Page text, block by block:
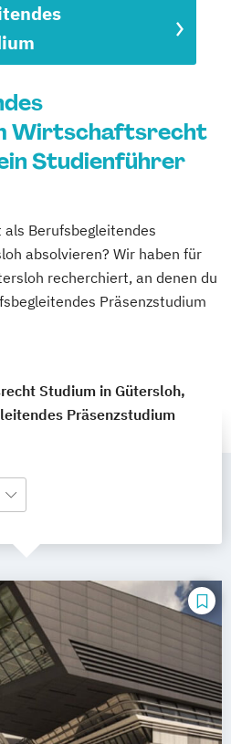
Wirtschaftsrecht
Studienführer
Berufsbegleitendes
absolvieren? Wir haben für
recherchiert, an denen du
Präsenzstudium
Studium in Gütersloh,
Präsenzstudium